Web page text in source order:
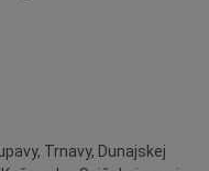
Trnavy, Dunajskej